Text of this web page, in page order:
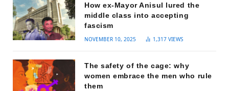
How ex-Mayor Anisul lured the
middle class into accepting
fascism
NOVEMBER 10, 2025 1,317 VIEWS
The safety of the cage: why
women embrace the men who rule
them